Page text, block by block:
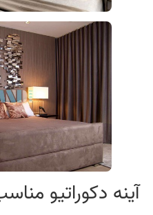
آینه دکوراتیو